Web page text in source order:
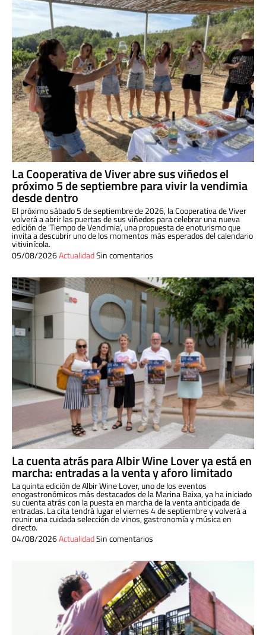
La Cooperativa de Viver abre sus viñedos el
próximo 5 de septiembre para vivir la vendimia
desde dentro
El próximo sábado 5 de septiembre de 2026, la Cooperativa de Viver
volverá a abrir las puertas de sus viñedos para celebrar una nueva
edición de ‘Tiempo de Vendimia’, una propuesta de enoturismo que
invita a descubrir uno de los momentos más esperados del calendario
vitivinícola.
05/08/2026ActualidadSin comentarios
La cuenta atrás para Albir Wine Lover ya está en
marcha: entradas a la venta y aforo limitado
La quinta edición de Albir Wine Lover, uno de los eventos
enogastronómicos más destacados de la Marina Baixa, ya ha iniciado
su cuenta atrás con la puesta en marcha de la venta anticipada de
entradas. La cita tendrá lugar el viernes 4 de septiembre y volverá a
reunir una cuidada selección de vinos, gastronomía y música en
directo.
04/08/2026ActualidadSin comentarios